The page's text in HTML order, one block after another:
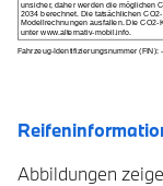
Abbildungen